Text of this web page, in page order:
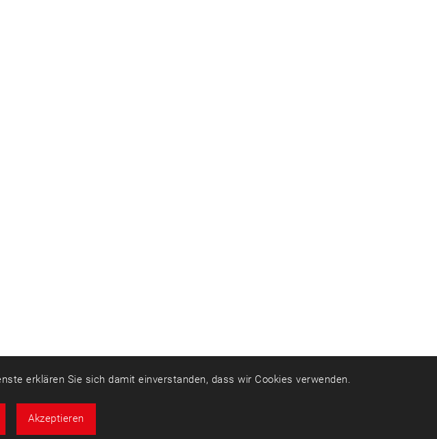
erklären Sie sich damit einverstanden, dass wir Cookies verwenden.
Akzeptieren